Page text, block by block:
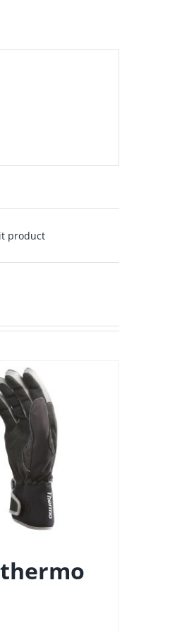
product